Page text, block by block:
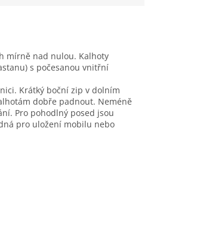
mírně nad nulou. Kalhoty
s počesanou vnitřní
Krátký boční zip v dolním
dobře padnout. Neméně
Pro pohodlný posed jsou
pro uložení mobilu nebo